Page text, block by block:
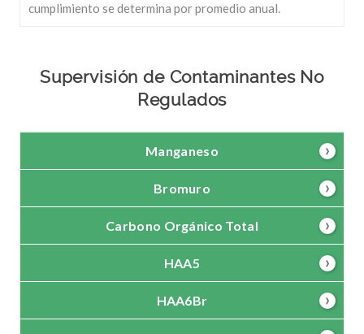
cumplimiento se determina por promedio anual.
Supervisión de Contaminantes No
Regulados
Manganeso
Bromuro
Carbono Orgánico Total
HAA5
HAA6Br